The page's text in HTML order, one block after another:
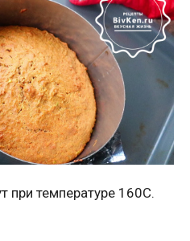
при температуре 160С.